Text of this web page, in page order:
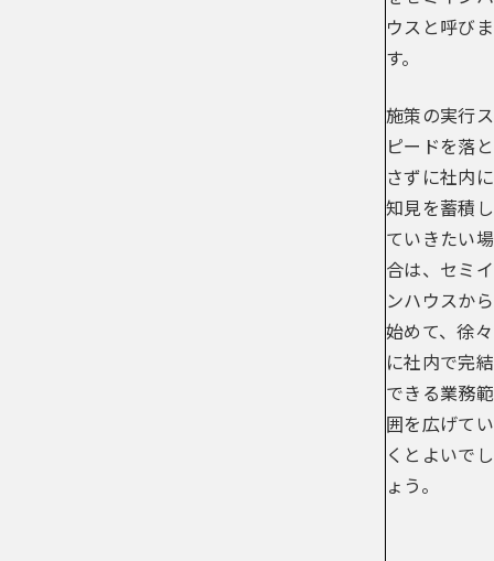
ウスと呼びま
す。
施策の実行ス
ピードを落と
さずに社内に
知見を蓄積し
ていきたい場
合は、セミイ
ンハウスから
始めて、徐々
に社内で完結
できる業務範
囲を広げてい
くとよいでし
ょう。